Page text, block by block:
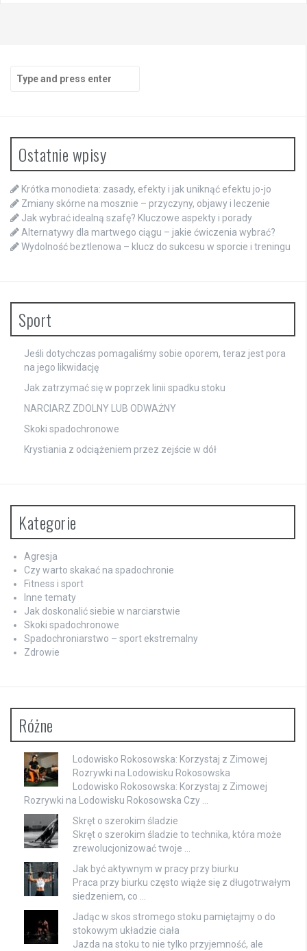
Search
for:
Ostatnie wpisy
Krótka monodieta: zasady, efekty i jak uniknąć efektu jo-jo
Zmiany skórne na mosznie – przyczyny, objawy i leczenie
Jak wybrać idealną szafę? Kluczowe aspekty i porady
Alternatywy dla martwego ciągu – jakie ćwiczenia wybrać?
Wydolność beztlenowa – klucz do sukcesu w sporcie i treningu
Sport
Jeśli dotychczas pomagaliśmy sobie oporem, teraz jest pora
na jego likwidację
Jak zatrzymać się w poprzek linii spadku stoku
NARCIARZ ZDOLNY LUB ODWAŻNY
Skoki spadochronowe
Krystiania z odciążeniem przez zejście w dół
Kategorie
Agresja
Czy warto skakać na spadochronie
Fitness i sport
Inne tematy
Jak doskonalić siebie w narciarstwie
Skoki spadochronowe
Spadochroniarstwo – sport ekstremalny
Zdrowie
Różne
Lodowisko Rokosowska: Korzystaj z Zimowej
Rozrywki na Lodowisku Rokosowska
Lodowisko Rokosowska: Korzystaj z Zimowej
Rozrywki na Lodowisku Rokosowska Czy …
Skręt o szerokim śladzie
Skręt o szerokim śladzie to technika, która może
zrewolucjonizować twoje …
Jak być aktywnym w pracy przy biurku
Praca przy biurku często wiąże się z długotrwałym
siedzeniem, co …
Jadąc w skos stromego stoku pamiętajmy o do
stokowym układzie ciała
Jazda na stoku to nie tylko przyjemność, ale